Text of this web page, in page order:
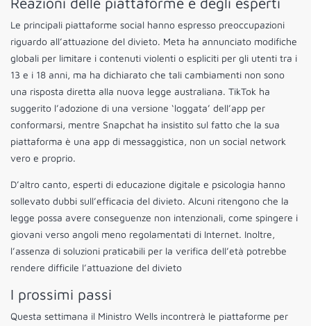
Le principali piattaforme social hanno espresso preoccupazioni
riguardo all’attuazione del divieto. Meta ha annunciato modifiche
globali per limitare i contenuti violenti o espliciti per gli utenti tra i
13 e i 18 anni, ma ha dichiarato che tali cambiamenti non sono
una risposta diretta alla nuova legge australiana. TikTok ha
suggerito l’adozione di una versione ‘loggata’ dell’app per
conformarsi, mentre Snapchat ha insistito sul fatto che la sua
piattaforma è una app di messaggistica, non un social network
vero e proprio.
D’altro canto, esperti di educazione digitale e psicologia hanno
sollevato dubbi sull’efficacia del divieto. Alcuni ritengono che la
legge possa avere conseguenze non intenzionali, come spingere i
giovani verso angoli meno regolamentati di Internet. Inoltre,
l’assenza di soluzioni praticabili per la verifica dell’età potrebbe
rendere difficile l’attuazione del divieto
I prossimi passi
Questa settimana il Ministro Wells incontrerà le piattaforme per